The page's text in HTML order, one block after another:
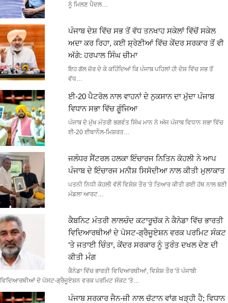
ਨੂੰ ਮਿਲਣ ਪੈਦਲ…
ਪੰਜਾਬ ਦੇਸ਼ ਵਿੱਚ ਸਭ ਤੋਂ ਵੱਧ ਤਨਖਾਹ ਸਕੇਲਾਂ ਵਿੱਚੋਂ ਸਕੇਲ
ਅਦਾ ਕਰ ਰਿਹਾ, ਕਈ ਸ਼੍ਰੇਣੀਆਂ ਵਿੱਚ ਕੇਂਦਰ ਸਰਕਾਰ ਤੋਂ ਵੀ
ਅੱਗੇ: ਹਰਪਾਲ ਸਿੰਘ ਚੀਮਾ
ਇਹ ਗੱਲ ਜ਼ੋਰ ਦੇ ਕੇ ਕਹਿੰਦਿਆਂ ਕਿ ਪੰਜਾਬ ਪਹਿਲਾਂ ਹੀ ਦੇਸ਼ ਵਿੱਚ ਸਭ ਤੋਂ
ਵੱਧ…
ਈ-20 ਪੈਟਰੋਲ ਨਾਲ ਵਾਹਨਾਂ ਦੇ ਨੁਕਸਾਨ ਦਾ ਮੁੱਦਾ ਪੰਜਾਬ
ਵਿਧਾਨ ਸਭਾ ਵਿੱਚ ਗੂੰਜਿਆ
ਪੰਜਾਬ ਦੇ ਮੁੱਖ ਮੰਤਰੀ ਭਗਵੰਤ ਸਿੰਘ ਮਾਨ ਨੇ ਅੱਜ ਪੰਜਾਬ ਵਿਧਾਨ ਸਭਾ ਵਿੱਚ
ਈ-20 ਈਥਾਨੌਲ-ਮਿਸ਼ਰਤ…
ਜਲੰਧਰ ਸੈਂਟਰਲ ਹਲਕਾ ਇੰਚਾਰਜ ਨਿਤਿਨ ਕੋਹਲੀ ਨੇ ਆਪ
ਪੰਜਾਬ ਦੇ ਇੰਚਾਰਜ ਮਨੀਸ਼ ਸਿਸੋਦੀਆ ਨਾਲ ਕੀਤੀ ਮੁਲਾਕਾਤ
ਪਤਨੀ ਨਿਧੀ ਕੋਹਲੀ ਵੱਲੋਂ ਵਿਸ਼ੇਸ਼ ਤੌਰ 'ਤੇ ਤਿਆਰ ਕੀਤੀ ਗਈ ਹੱਥ ਨਾਲ ਬਣੀ
ਮੰਡਲਾ ਆਰਟ…
ਕੈਬਨਿਟ ਮੰਤਰੀ ਲਾਲਚੰਦ ਕਟਾਰੂਚੱਕ ਨੇ ਕੈਨੇਡਾ ਵਿੱਚ ਭਾਰਤੀ
ਵਿਦਿਆਰਥੀਆਂ ਦੇ ਪੋਸਟ-ਗ੍ਰੈਜੂਏਸ਼ਨ ਵਰਕ ਪਰਮਿਟ ਸੰਕਟ
‘ਤੇ ਜਤਾਈ ਚਿੰਤਾ, ਕੇਂਦਰ ਸਰਕਾਰ ਨੂੰ ਤੁਰੰਤ ਦਖਲ ਦੇਣ ਦੀ
ਕੀਤੀ ਮੰਗ
ਕੈਨੇਡਾ ਵਿੱਚ ਭਾਰਤੀ ਵਿਦਿਆਰਥੀਆਂ, ਵਿਸ਼ੇਸ਼ ਤੌਰ 'ਤੇ ਪੰਜਾਬੀ
ਵਿਦਿਆਰਥੀਆਂ ਦੇ ਪੋਸਟ-ਗ੍ਰੈਜੂਏਸ਼ਨ ਵਰਕ ਪਰਮਿਟ ਸੰਕਟ 'ਤੇ…
ਪੰਜਾਬ ਸਰਕਾਰ ਜੈਨ-ਜ਼ੀ ਨਾਲ ਚੱਟਾਨ ਵਾਂਗ ਖੜ੍ਹੀ ਹੈ; ਵਿਧਾਨ